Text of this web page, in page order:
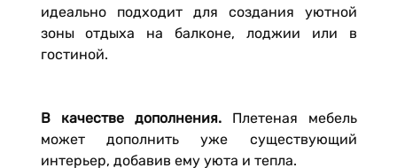
идеально подходит для создания уютной
зоны отдыха на балконе, лоджии или в
гостиной.
В качестве дополнения. Плетеная мебель
может дополнить уже существующий
интерьер, добавив ему уюта и тепла.